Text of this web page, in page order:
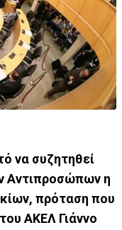
να συζητηθεί
Αντιπροσώπων η
πρόταση που
ΑΚΕΛ Γιάννο